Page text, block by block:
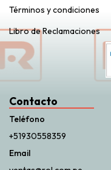
Términos y condiciones
Libro de Reclamaciones
Contacto
Teléfono
+51930558359
Email